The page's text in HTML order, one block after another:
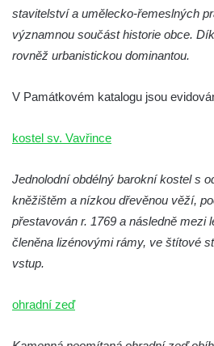
Kaple svatého Jana Nepomuckého v
Lahošti
Kostel svatého Mikuláše v
Kaple Andělů strážných (Fürleova
Balzerova kaple v Mikulášovicích
Kostel svatého Václava ve Šluknově
Kostel svatého Mikuláše v Třebušíně
Kaple svatého Josefa u Zákup
stavitelství a umělecko-řemeslných
významnou součást historie obce.
rovněž urbanistickou dominantou.
V Památkovém katalogu jsou
kostel sv. Vavřince
Jednolodní obdélný barokní kostel s
kněžištěm a nízkou dřevěnou věží,
přestavován r. 1769 a následně mezi
členěna lizénovými rámy, ve štítové
vstup.
ohradní zeď